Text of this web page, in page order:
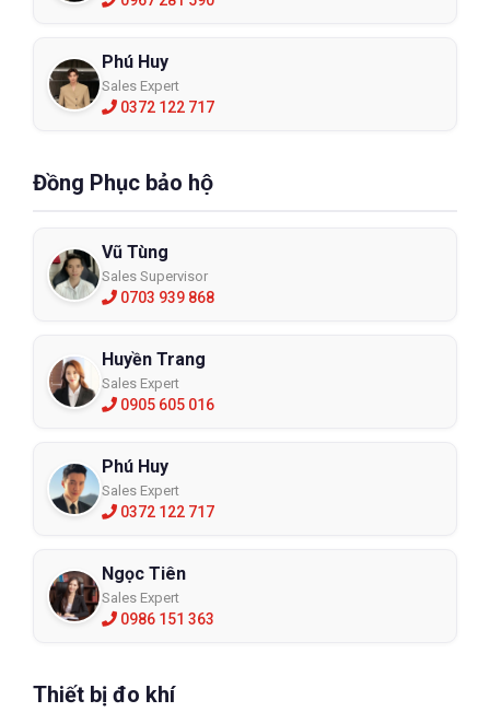
Phú Huy
Sales Expert
0372 122 717
Đồng Phục bảo hộ
Vũ Tùng
Sales Supervisor
0703 939 868
Huyền Trang
Sales Expert
0905 605 016
Phú Huy
Sales Expert
0372 122 717
Ngọc Tiên
Sales Expert
0986 151 363
Thiết bị đo khí